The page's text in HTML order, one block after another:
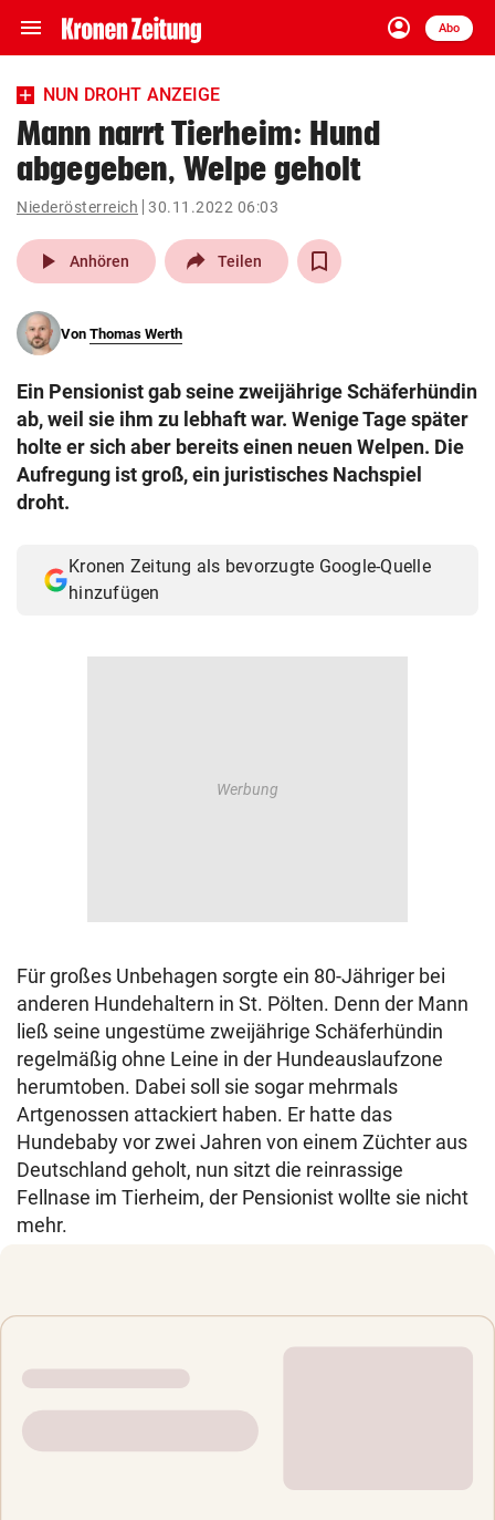
menu Navigation
ein-/ausklappen
account_circle
Anmelden
Abo
close Schließen
account_circle Anmelden
arrow_right
pin_drop
Wien arrow_right
search
eingeben
NUN DROHT ANZEIGE
Mann narrt Tierheim: Hund
abgegeben, Welpe geholt
Niederösterreich 30.11.2022 06:03
play_arrow Anhören Teilen
Von Thomas Werth
Ein Pensionist gab seine zweijährige Schäferhündin
ab, weil sie ihm zu lebhaft war. Wenige Tage später
holte er sich aber bereits einen neuen Welpen. Die
Aufregung ist groß, ein juristisches Nachspiel
droht.
Kronen Zeitung als bevorzugte Google-Quelle
hinzufügen
Für großes Unbehagen sorgte ein 80-Jähriger bei
anderen Hundehaltern in St. Pölten. Denn der Mann
ließ seine ungestüme zweijährige Schäferhündin
regelmäßig ohne Leine in der Hundeauslaufzone
herumtoben. Dabei soll sie sogar mehrmals
Artgenossen attackiert haben. Er hatte das
Hundebaby vor zwei Jahren von einem Züchter aus
Deutschland geholt, nun sitzt die reinrassige
Fellnase im Tierheim, der Pensionist wollte sie nicht
mehr.